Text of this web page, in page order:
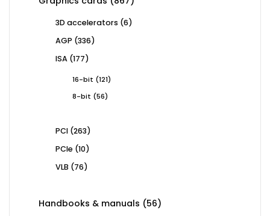
3D accelerators 66
AGP 336336
ISA 177177
16-bit 121121
8-bit
5656
PCI 263263
PCIe 1010
VLB 7676
Handbooks & manuals 5656